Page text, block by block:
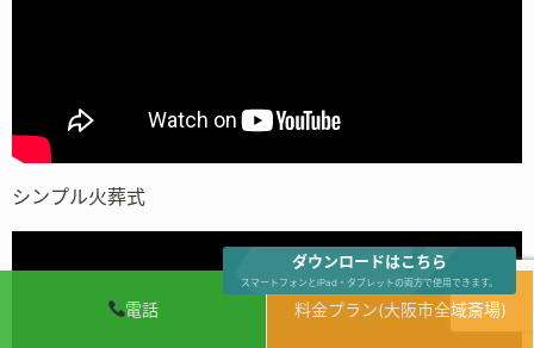
電話 料金プラン(大阪市全域斎場)
シンプル火葬式
ダウンロードはこちら
スマートフォンとiPad・タブレットの両方で使用できます。